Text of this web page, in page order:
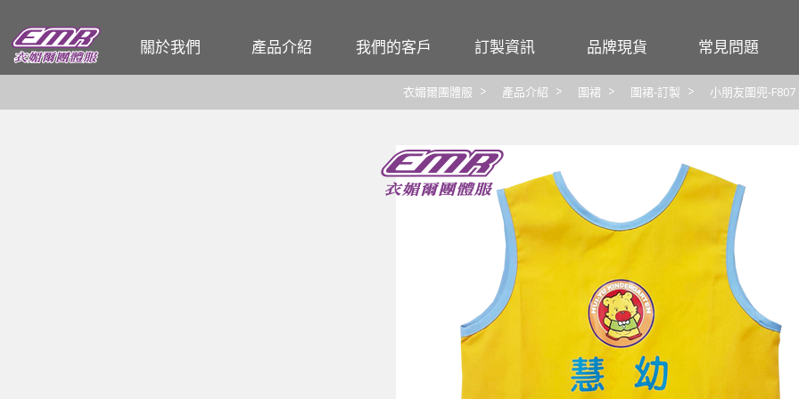
關於我們
工廠介紹
產品介紹
POLO衫
我們的客戶
公司行號
餐飲觀光
訂製資訊
尺寸對照表
布料材質特性
品牌現貨
Crocodile
大嘉衣
常見問題
團體服
工作服
布料
交貨
洗滌
衣媚爾團體服 產品介紹 圍裙 圍裙-訂製 小朋友圍兜-F807